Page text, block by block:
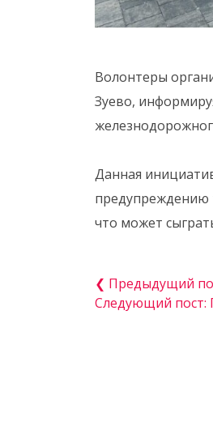
Волонтеры
Зуево,
Данная
предупреждению
что может
❮ Предыдущий
Следующий пост: